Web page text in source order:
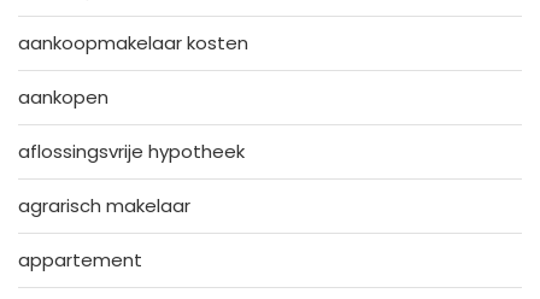
aankoopmakelaar kosten
aankopen
aflossingsvrije hypotheek
agrarisch makelaar
appartement